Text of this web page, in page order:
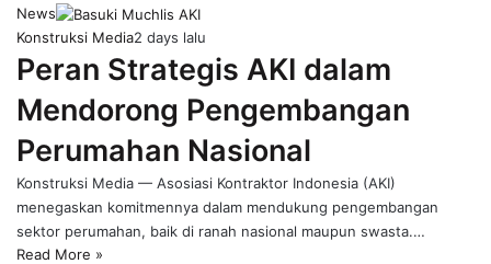
News
Konstruksi Media2 days lalu
Peran Strategis AKI dalam
Mendorong Pengembangan
Perumahan Nasional
Konstruksi Media — Asosiasi Kontraktor Indonesia (AKI)
menegaskan komitmennya dalam mendukung pengembangan
sektor perumahan, baik di ranah nasional maupun swasta.…
Read More »